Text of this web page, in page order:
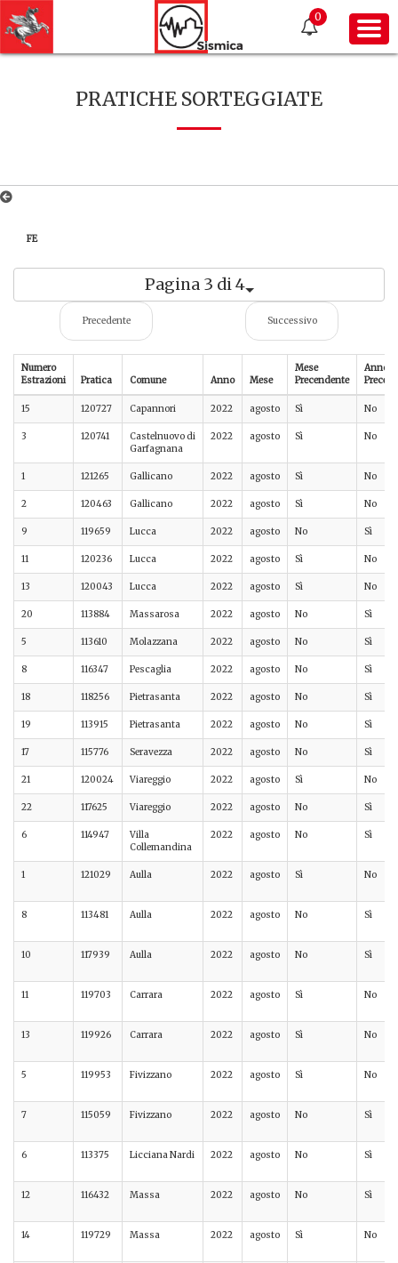
0
PRATICHE SORTEGGIATE
FE
Pagina 3 di 4
Precedente Successivo
Numero
Estrazioni
Pratica Comune Anno Mese
Mese
Precendente
Anno
15 120727 Capannori 2022 agosto Sì No
3 120741
Castelnuovo di
Garfagnana
2022 agosto Sì No
1 121265 Gallicano 2022 agosto Sì No
2 120463 Gallicano 2022 agosto Sì No
9 119659 Lucca 2022 agosto No Sì
11 120236 Lucca 2022 agosto Sì No
13 120043 Lucca 2022 agosto Sì No
20 113884 Massarosa 2022 agosto No Sì
5 113610 Molazzana 2022 agosto No Sì
8 116347 Pescaglia 2022 agosto No Sì
18 118256 Pietrasanta 2022 agosto No Sì
19 113915 Pietrasanta 2022 agosto No Sì
17 115776 Seravezza 2022 agosto No Sì
21 120024 Viareggio 2022 agosto Sì No
22 117625 Viareggio 2022 agosto No Sì
6 114947
Villa
Collemandina
2022 agosto No Sì
1 121029 Aulla 2022 agosto Sì No
8 113481 Aulla 2022 agosto No Sì
10 117939 Aulla 2022 agosto No Sì
11 119703 Carrara 2022 agosto Sì No
13 119926 Carrara 2022 agosto Sì No
5 119953 Fivizzano 2022 agosto Sì No
7 115059 Fivizzano 2022 agosto No Sì
6 113375 Licciana Nardi 2022 agosto No Sì
12 116432 Massa 2022 agosto No Sì
14 119729 Massa 2022 agosto Sì No